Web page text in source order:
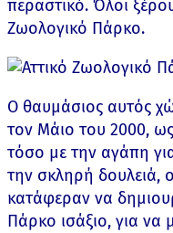
περαστικό. Όλοι
Ζωολογικό Πάρκο.
Ο θαυμάσιος αυτός
τον Μάιο του 2000,
τόσο με την αγάπη
την σκληρή δουλειά,
κατάφεραν να
Πάρκο ισάξιο, για